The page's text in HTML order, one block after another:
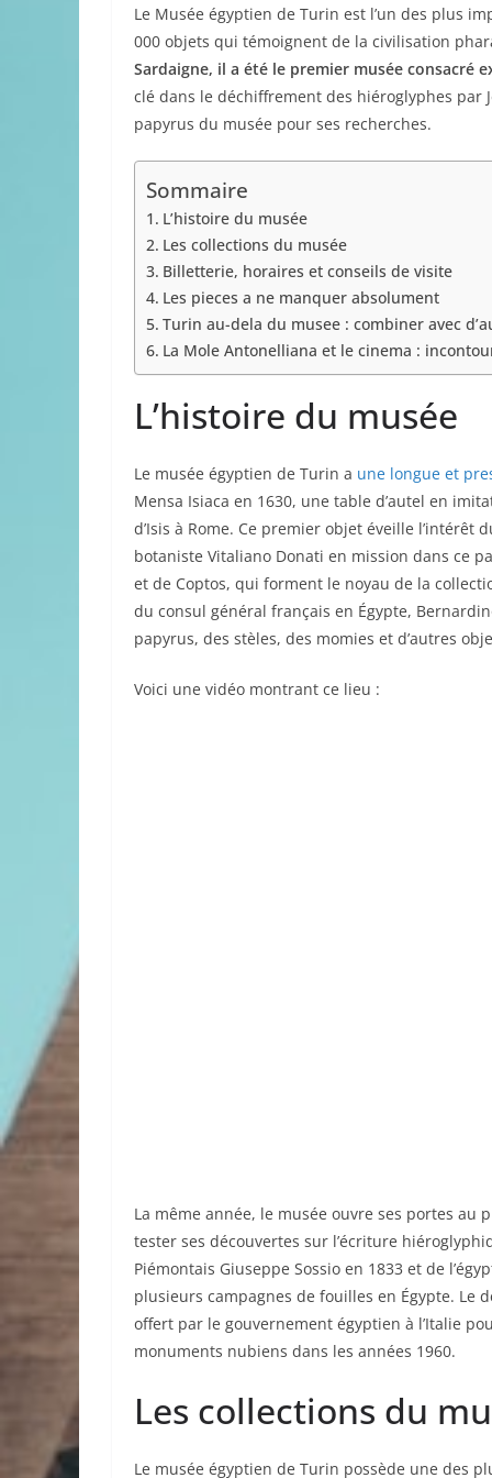
Le Musée égyptien de Turin est l’un des plus
000 objets qui témoignent de la civilisation
Sardaigne, il a été le premier musée consacré
clé dans le déchiffrement des hiéroglyphes par
papyrus du musée pour ses recherches.
Sommaire
L’histoire du musée
Les collections du musée
Billetterie, horaires et conseils de visite
Les pieces a ne manquer absolument
Turin au-dela du musee : combiner avec
La Mole Antonelliana et le cinema :
L’histoire du musée
Le musée égyptien de Turin a une longue et
Mensa Isiaca en 1630, une table d’autel en
d’Isis à Rome. Ce premier objet éveille l’intérêt
botaniste Vitaliano Donati en mission dans ce
et de Coptos, qui forment le noyau de la
du consul général français en Égypte,
papyrus, des stèles, des momies et d’autres
Voici une vidéo montrant ce lieu :
La même année, le musée ouvre ses portes
tester ses découvertes sur l’écriture
Piémontais Giuseppe Sossio en 1833 et de
plusieurs campagnes de fouilles en Égypte. Le
offert par le gouvernement égyptien à l’Italie
monuments nubiens dans les années 1960.
Les collections du
Le musée égyptien de Turin possède une des